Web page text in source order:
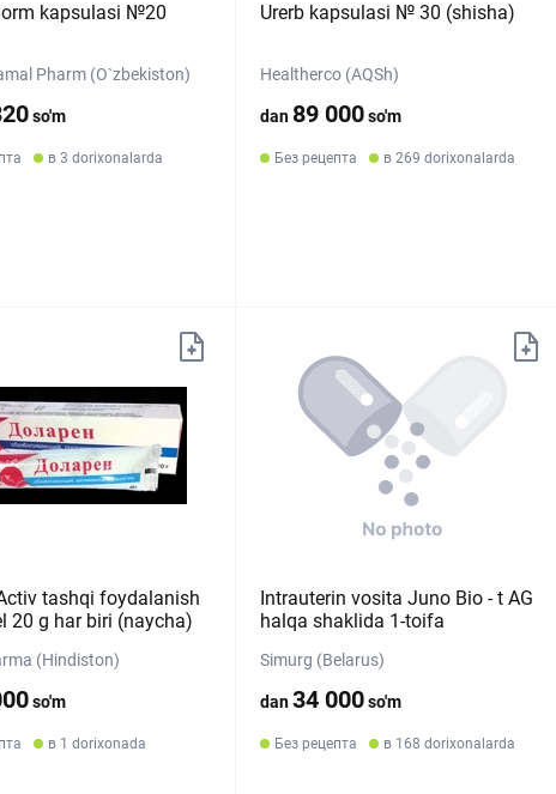
kapsulasi №20
Pharm (O`zbekiston)
so'm
в 3 dorixonalarda
Urerb kapsulasi № 30 (shisha)
Healtherco (AQSh)
dan 89 000so'm
Без рецепта в 269 dorixonalarda
tashqi foydalanish
20 g har biri (naycha)
(Hindiston)
so'm
в 1 dorixonada
Intrauterin vosita Juno Bio - t AG
halqa shaklida 1-toifa
Simurg (Belarus)
dan34 000so'm
Без рецепта в 168 dorixonalarda